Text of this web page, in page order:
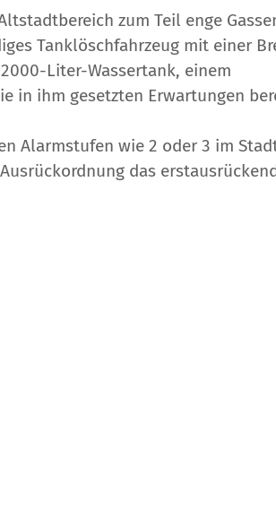
zum Teil enge
Tanklöschfahrzeug mit einer
Liter-Wassertank, einem
in ihm gesetzten Erwartungen
Alarmstufen wie 2 oder 3 im
das